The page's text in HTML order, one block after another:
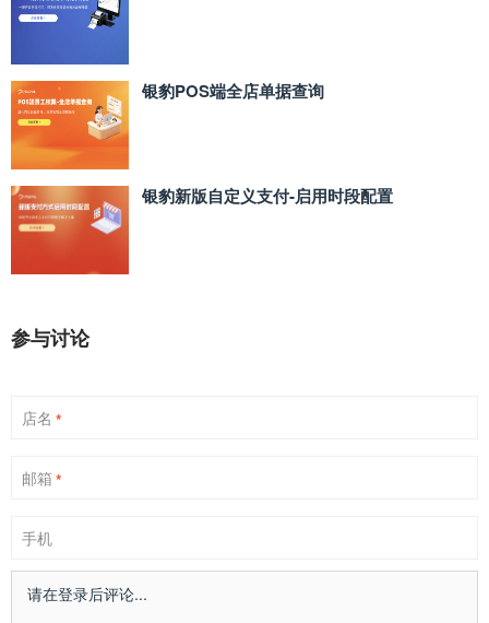
银豹POS端全店单据查询
银豹新版自定义支付‑启用时段配置
参与讨论
店名 *
邮箱 *
手机